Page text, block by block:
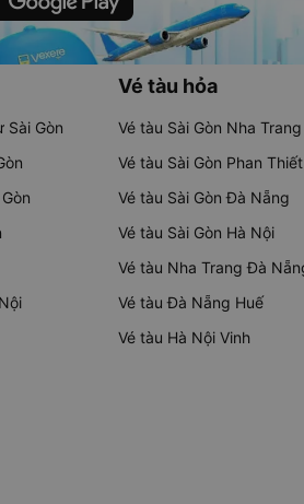
Sài Gòn
Vé tàu hỏa
Vé tàu Sài Gòn Nha Trang
Vé tàu Sài Gòn Phan Thiết
Vé tàu Sài Gòn Đà Nẵng
Vé tàu Sài Gòn Hà Nội
Vé tàu Nha Trang Đà
Vé tàu Đà Nẵng Huế
Vé tàu Hà Nội Vinh